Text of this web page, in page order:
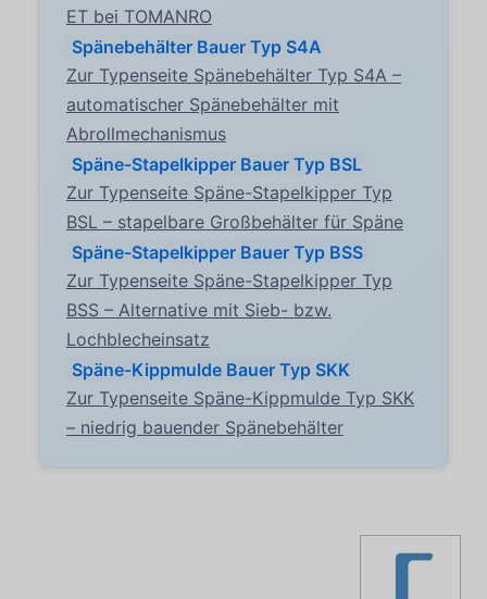
ET bei TOMANRO
Spänebehälter Bauer Typ S4A
Zur Typenseite Spänebehälter Typ S4A –
automatischer Spänebehälter mit
Abrollmechanismus
Späne-Stapelkipper Bauer Typ BSL
Zur Typenseite Späne-Stapelkipper Typ
BSL – stapelbare Großbehälter für Späne
Späne-Stapelkipper Bauer Typ BSS
Zur Typenseite Späne-Stapelkipper Typ
BSS – Alternative mit Sieb- bzw.
Lochblecheinsatz
Späne-Kippmulde Bauer Typ SKK
Zur Typenseite Späne-Kippmulde Typ SKK
– niedrig bauender Spänebehälter